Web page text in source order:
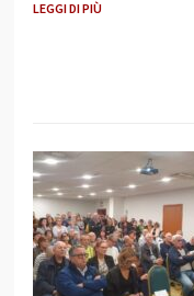
LEGGI DI PIÙ